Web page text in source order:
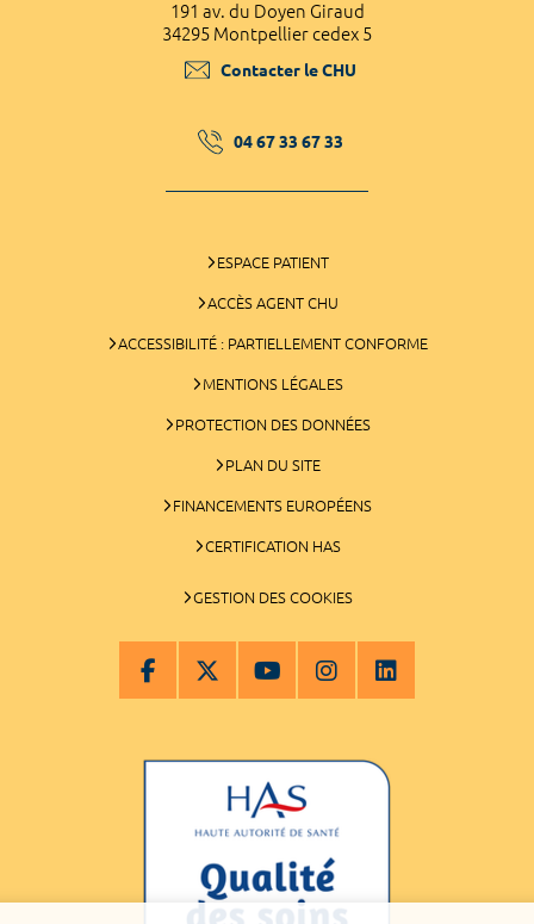
191 av. du Doyen Giraud
34295 Montpellier cedex 5
Contacter le CHU
04 67 33 67 33
ESPACE PATIENT
ACCÈS AGENT CHU
ACCESSIBILITÉ : PARTIELLEMENT CONFORME
MENTIONS LÉGALES
PROTECTION DES DONNÉES
PLAN DU SITE
FINANCEMENTS EUROPÉENS
CERTIFICATION HAS
GESTION DES COOKIES